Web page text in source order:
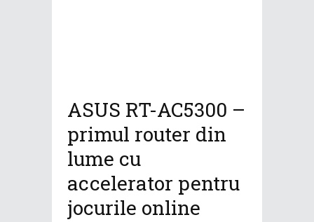
ASUS RT-AC5300 –
primul router din
lume cu
accelerator pentru
jocurile online